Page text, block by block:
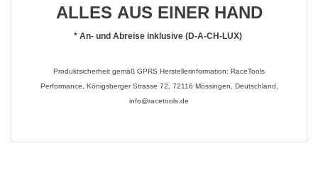
ALLES AUS EINER HAND
* An- und Abreise inklusive (D-A-CH-LUX)
Produktsicherheit gemäß GPRS Herstellerinformation: RaceTools
Performance, Königsberger Strasse 72, 72116 Mössingen, Deutschland,
info@racetools.de